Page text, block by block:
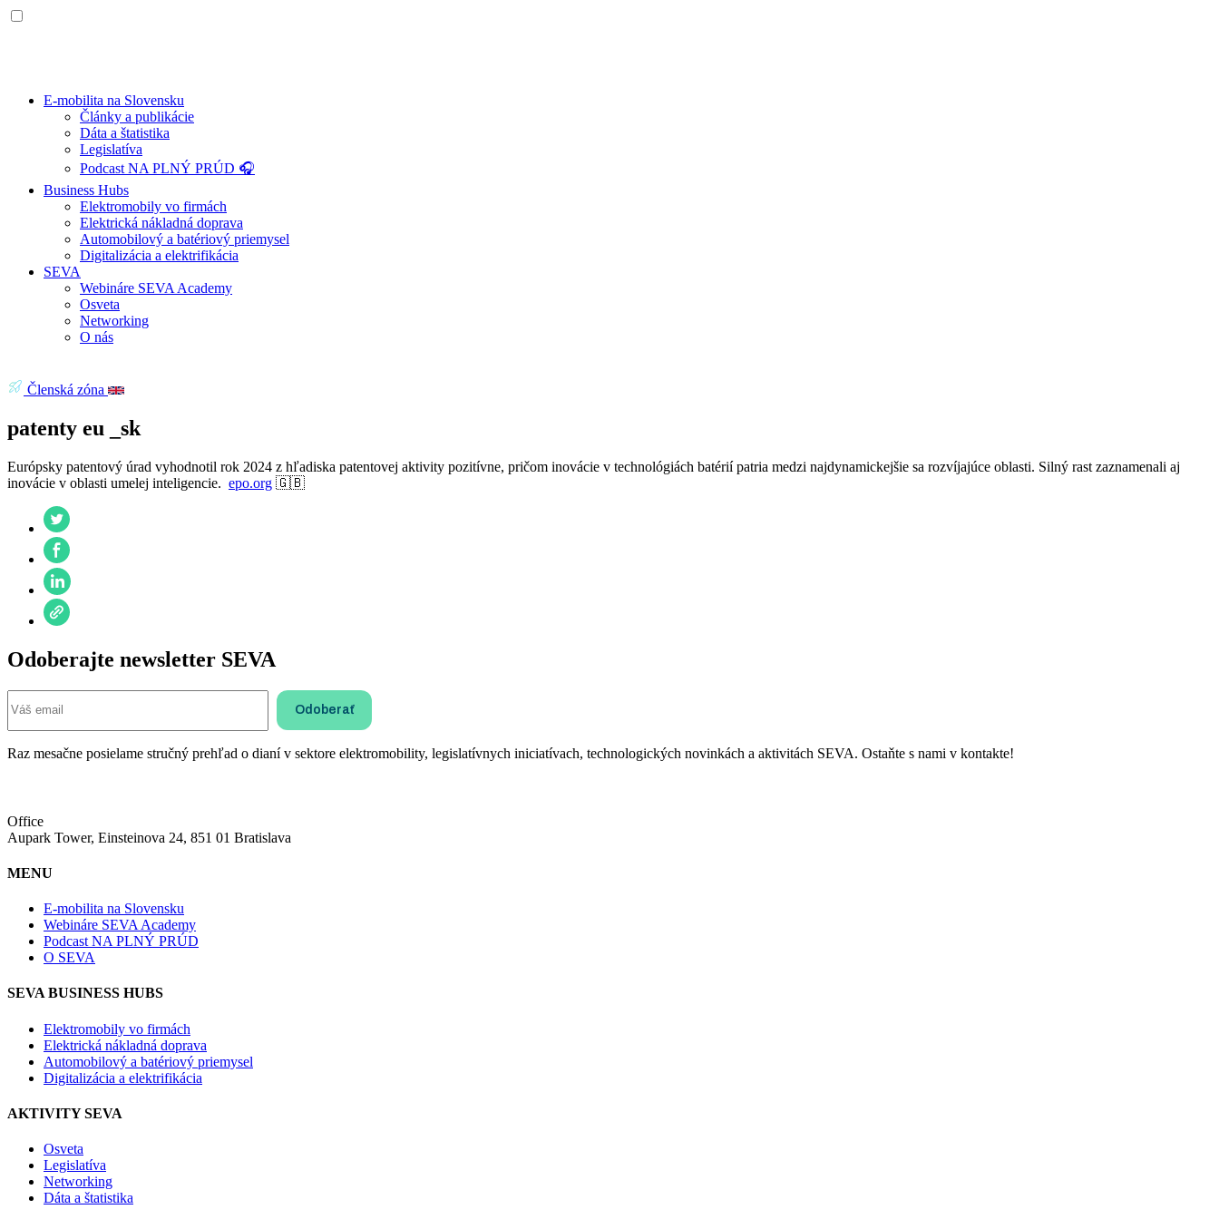
E-mobilita na Slovensku
Články a publikácie
Dáta a štatistika
Legislatíva
Podcast NA PLNÝ PRÚD 🎧
Business Hubs
Elektromobily vo firmách
Elektrická nákladná doprava
Automobilový a batériový priemysel
Digitalizácia a elektrifikácia
SEVA
Webináre SEVA Academy
Osveta
Networking
O nás
Členská zóna
patenty eu _sk
Európsky patentový úrad vyhodnotil rok 2024 z hľadiska patentovej aktivity pozitívne, pričom inovácie v technológiách batérií patria medzi najdynamickejšie sa rozvíjajúce oblasti. Silný rast zaznamenali aj
inovácie v oblasti umelej inteligencie. epo.org 🇬🇧
Odoberajte newsletter SEVA
Raz mesačne posielame stručný prehľad o dianí v sektore elektromobility, legislatívnych iniciatívach, technologických novinkách a aktivitách SEVA. Ostaňte s nami v kontakte!
Office
Aupark Tower, Einsteinova 24, 851 01 Bratislava
MENU
E-mobilita na Slovensku
Webináre SEVA Academy
Podcast NA PLNÝ PRÚD
O SEVA
SEVA BUSINESS HUBS
Elektromobily vo firmách
Elektrická nákladná doprava
Automobilový a batériový priemysel
Digitalizácia a elektrifikácia
AKTIVITY SEVA
Osveta
Legislatíva
Networking
Dáta a štatistika